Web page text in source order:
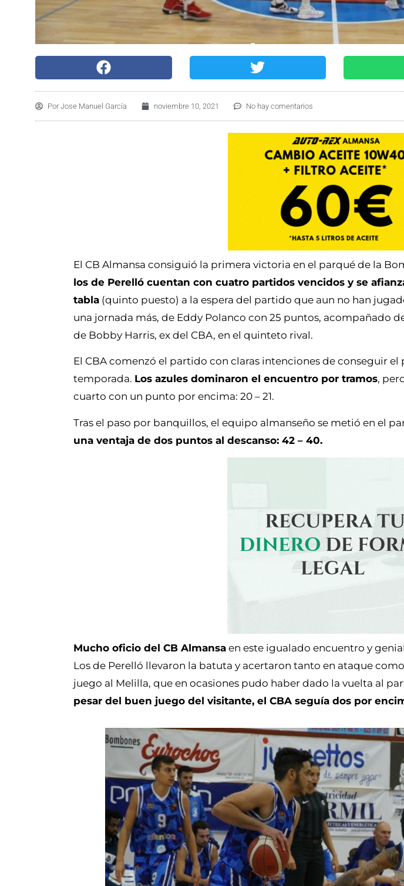
Por Jose Manuel García noviembre 10, 2021 No hay comentarios
El CB Almansa consiguió la primera victoria en el parqué de la
los de Perelló cuentan con cuatro partidos vencidos y se
tabla (quinto puesto) a la espera del partido que aun no han
una jornada más, de Eddy Polanco con 25 puntos, acompañado
de Bobby Harris, ex del CBA, en el quinteto rival.
El CBA comenzó el partido con claras intenciones de conseguir
temporada. Los azules dominaron el encuentro por tramos,
cuarto con un punto por encima: 20 – 21.
Tras el paso por banquillos, el equipo almanseño se metió en el
una ventaja de dos puntos al descanso: 42 – 40.
Mucho oficio del CB Almansa en este igualado encuentro y
Los de Perelló llevaron la batuta y acertaron tanto en ataque
juego al Melilla, que en ocasiones pudo haber dado la vuelta al
pesar del buen juego del visitante, el CBA seguía dos por